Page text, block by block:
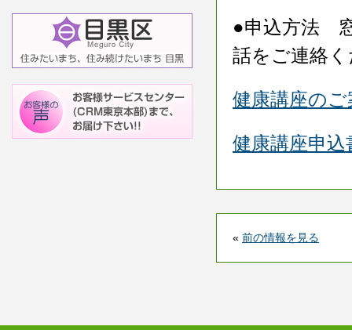
●申込方法
話をご連絡
健康講座のご
健康講座申込
« 前の情報を見る